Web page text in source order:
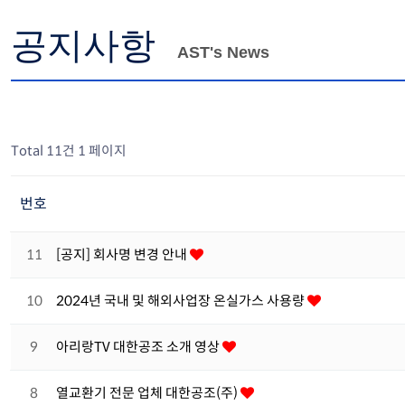
공지사항 AST's News
Total 11건 1 페이지
번호
11 [공지] 회사명 변경 안내
10 2024년 국내 및 해외사업장 온실가스 사용량
9 아리랑TV 대한공조 소개 영상
8 열교환기 전문 업체 대한공조(주)